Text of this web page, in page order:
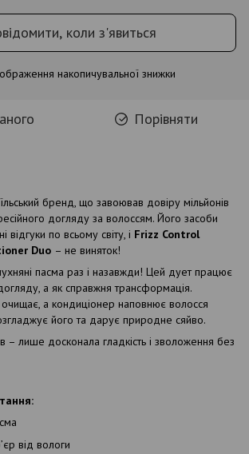
коли з'явиться
накопичувальної знижки
Порівняти
бренд, що завоював довіру мільйонів
догляду за волоссям. Його засоби
відгуки по всьому світу, і Frizz Control
Duo – не виняток!
пасма раз і назавжди! Цей дует працює
а як справжня трансформація.
а кондиціонер наповнює волосся
його та дарує природне сяйво.
– лише досконала гладкість і зволоження без
від вологи